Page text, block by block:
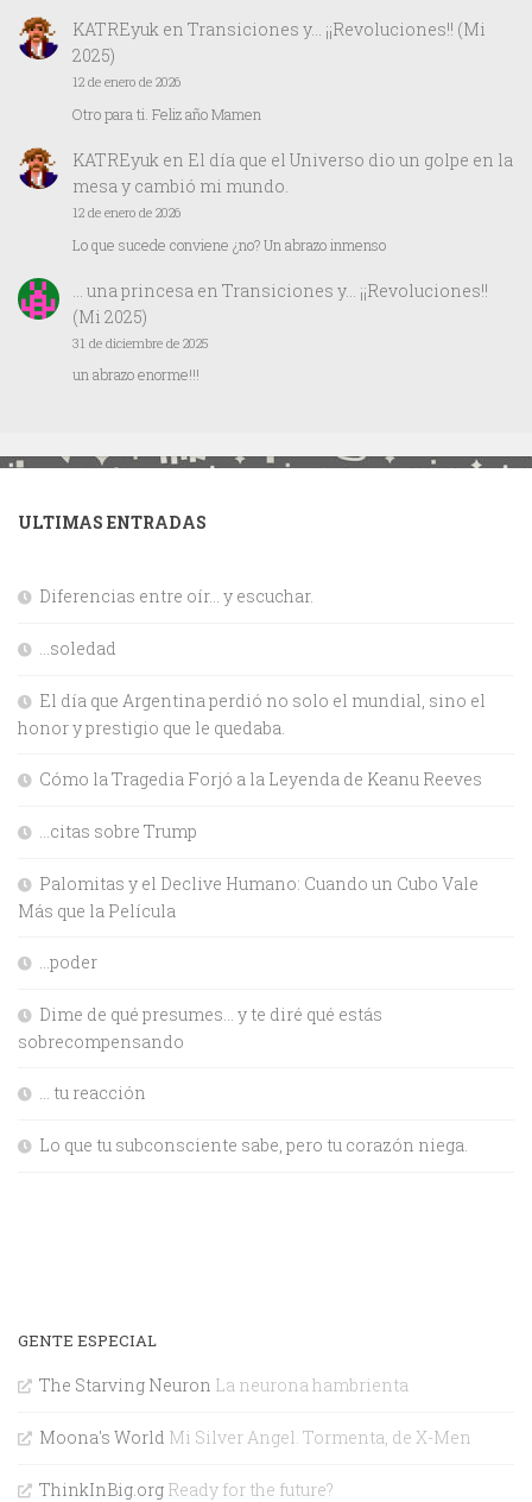
KATREyuken Transiciones y… ¡¡Revoluciones!! (Mi
2025)
12 de enero de 2026
Otro para ti. Feliz año Mamen
KATREyuken El día que el Universo dio un golpe en la
mesa y cambió mi mundo.
12 de enero de 2026
Lo que sucede conviene ¿no? Un abrazo inmenso
… una princesaen Transiciones y… ¡¡Revoluciones!!
(Mi 2025)
31 de diciembre de 2025
un abrazo enorme!!!
ULTIMAS ENTRADAS
Diferencias entre oír… y escuchar.
…soledad
El día que Argentina perdió no solo el mundial, sino el
honor y prestigio que le quedaba.
Cómo la Tragedia Forjó a la Leyenda de Keanu Reeves
…citas sobre Trump
Palomitas y el Declive Humano: Cuando un Cubo Vale
Más que la Película
…poder
Dime de qué presumes… y te diré qué estás
sobrecompensando
… tu reacción
Lo que tu subconsciente sabe, pero tu corazón niega.
GENTE ESPECIAL
The Starving Neuron La neurona hambrienta
Moona's World Mi Silver Angel. Tormenta, de X-Men
ThinkInBig.org Ready for the future?